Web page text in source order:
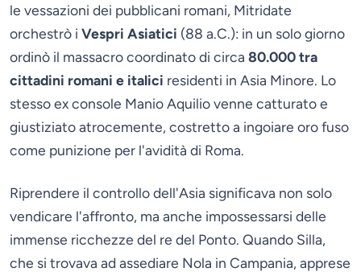
le vessazioni dei pubblicani romani, Mitridate
orchestrò i Vespri Asiatici (88 a.C.): in un solo giorno
ordinò il massacro coordinato di circa 80.000 tra
cittadini romani e italici residenti in Asia Minore. Lo
stesso ex console Manio Aquilio venne catturato e
giustiziato atrocemente, costretto a ingoiare oro fuso
come punizione per l'avidità di Roma.
Riprendere il controllo dell'Asia significava non solo
vendicare l'affronto, ma anche impossessarsi delle
immense ricchezze del re del Ponto. Quando Silla,
che si trovava ad assediare Nola in Campania, apprese